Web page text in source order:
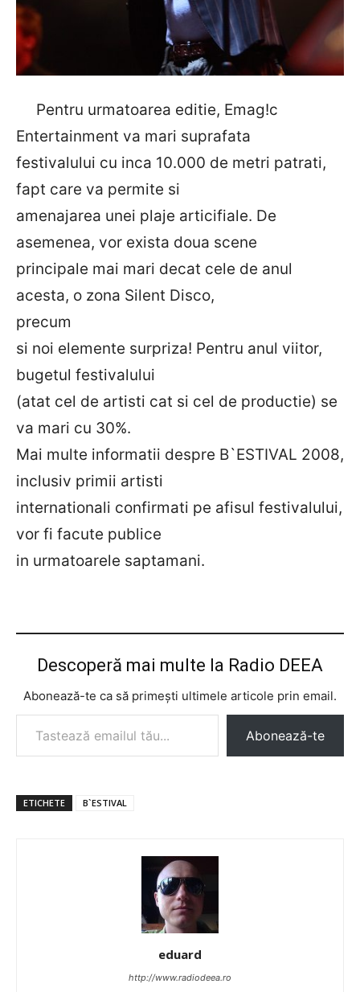
Pentru urmatoarea editie, Emag!c
Entertainment va mari suprafata
festivalului cu inca 10.000 de metri patrati,
fapt care va permite si
amenajarea unei plaje articifiale. De
asemenea, vor exista doua scene
principale mai mari decat cele de anul
acesta, o zona Silent Disco,
precum
si noi elemente surpriza! Pentru anul viitor,
bugetul festivalului
(atat cel de artisti cat si cel de productie) se
va mari cu 30%.
Mai multe informatii despre B`ESTIVAL 2008,
inclusiv primii artisti
internationali confirmati pe afisul festivalului,
vor fi facute publice
in urmatoarele saptamani.
Descoperă mai multe la Radio DEEA
Abonează-te ca să primești ultimele articole prin email.
Tastează emailul tău...
Abonează-te
ETICHETE B`ESTIVAL
eduard
http://www.radiodeea.ro